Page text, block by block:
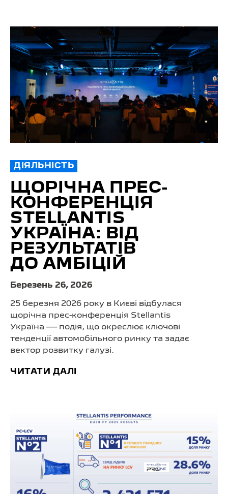
ДІЯЛЬНІСТЬ
ЩОРІЧНА ПРЕС-
КОНФЕРЕНЦІЯ
STELLANTIS
УКРАЇНА: ВІД
РЕЗУЛЬТАТІВ
ДО АМБІЦІЙ
Березень 26, 2026
25 березня 2026 року в Києві відбулася
щорічна прес-конференція Stellantis
Україна — подія, що окреслює ключові
тенденції автомобільного ринку та задає
вектор розвитку галузі.
ЧИТАТИ ДАЛІ